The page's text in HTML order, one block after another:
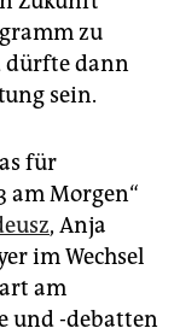
zu
dürfte dann
sein.
für
am Morgen“
, Anja
im Wechsel
am
und -debatten